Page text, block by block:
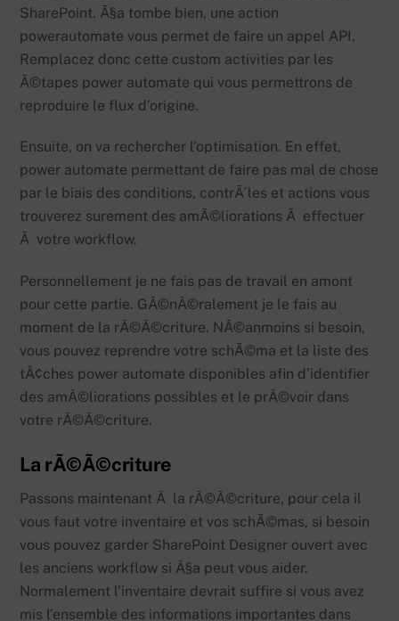
SharePoint. Ã§a tombe bien, une action
powerautomate vous permet de faire un appel API.
Remplacez donc cette custom activities par les
Ã©tapes power automate qui vous permettrons de
reproduire le flux d’origine.
Ensuite, on va rechercher l’optimisation. En effet,
power automate permettant de faire pas mal de chose
par le biais des conditions, contrÃ´les et actions vous
trouverez surement des amÃ©liorations Ã effectuer
Ã votre workflow.
Personnellement je ne fais pas de travail en amont
pour cette partie. GÃ©nÃ©ralement je le fais au
moment de la rÃ©Ã©criture. NÃ©anmoins si besoin,
vous pouvez reprendre votre schÃ©ma et la liste des
tÃ¢ches power automate disponibles afin d’identifier
des amÃ©liorations possibles et le prÃ©voir dans
votre rÃ©Ã©criture.
La rÃ©Ã©criture
Passons maintenant Ã la rÃ©Ã©criture, pour cela il
vous faut votre inventaire et vos schÃ©mas, si besoin
vous pouvez garder SharePoint Designer ouvert avec
les anciens workflow si Ã§a peut vous aider.
Normalement l’inventaire devrait suffire si vous avez
mis l’ensemble des informations importantes dans